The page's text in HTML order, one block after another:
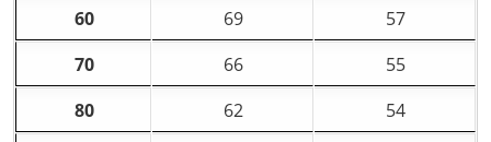
60
69
57
70
66
55
80
62
54